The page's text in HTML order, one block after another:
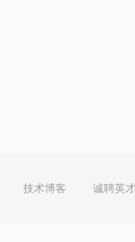
技术博客 诚聘英才